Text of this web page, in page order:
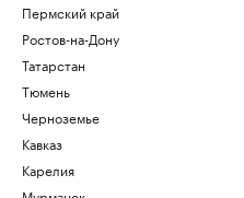
Пермский край
Ростов-на-Дону
Татарстан
Тюмень
Черноземье
Кавказ
Карелия